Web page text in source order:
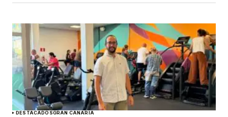
DESTACADOSGRAN CANARIA